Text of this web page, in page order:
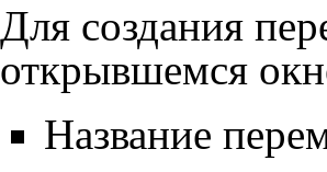
Для создания
открывшемся
Название